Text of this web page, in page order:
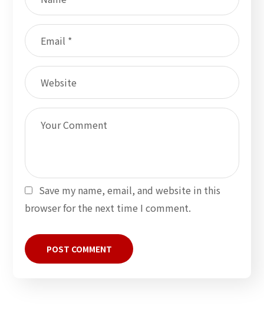
Save my name, email, and website in this
browser for the next time I comment.